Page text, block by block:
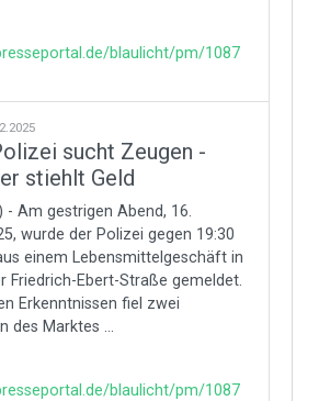
blaulicht/pm/1087
sucht Zeugen -
stiehlt Geld
- Am gestrigen Abend, 16.
wurde der Polizei gegen 19:30
einem Lebensmittelgeschäft in
Friedrich-Ebert-Straße gemeldet.
Erkenntnissen fiel zwei
des Marktes ...
blaulicht/pm/1087